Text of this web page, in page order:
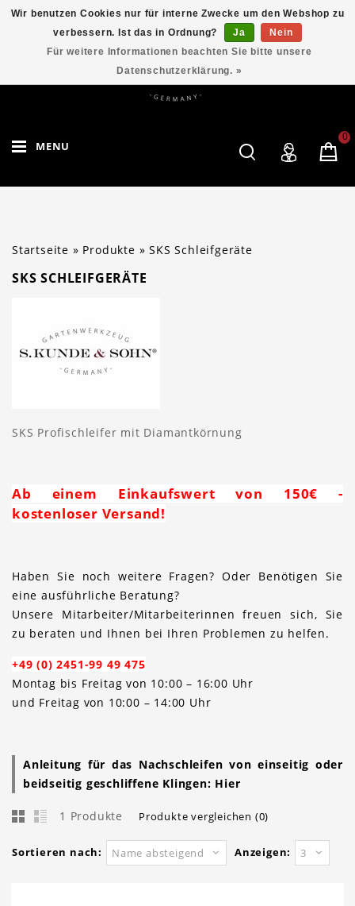
MENU
0
Startseite » Produkte »SKS Schleifgeräte
SKS SCHLEIFGERÄTE
SKS Profischleifer mit Diamantkörnung
Ab einem Einkaufswert von 150€ -
kostenloser Versand!
Haben Sie noch weitere Fragen? Oder Benötigen Sie
eine ausführliche Beratung?
Unsere Mitarbeiter/Mitarbeiterinnen freuen sich, Sie
zu beraten und Ihnen bei Ihren Problemen zu helfen.
+49 (0) 2451-99 49 475
Montag bis Freitag von 10:00 – 16:00 Uhr
und Freitag von 10:00 – 14:00 Uhr
Anleitung für das Nachschleifen von einseitig oder
beidseitig geschliffene Klingen: Hier
1 Produkte Produkte vergleichen (0)
Sortieren nach: Name absteigend Anzeigen: 3
Wir benutzen Cookies nur für interne Zwecke um den Webshop zu
verbessern. Ist das in Ordnung?
Ja
Nein
Für weitere Informationen beachten Sie bitte unsere
Datenschutzerklärung. »